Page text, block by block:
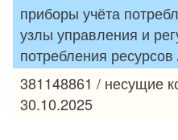
приборы учёта
узлы управления и
потребления
381148861 / несущие
30.10.2025